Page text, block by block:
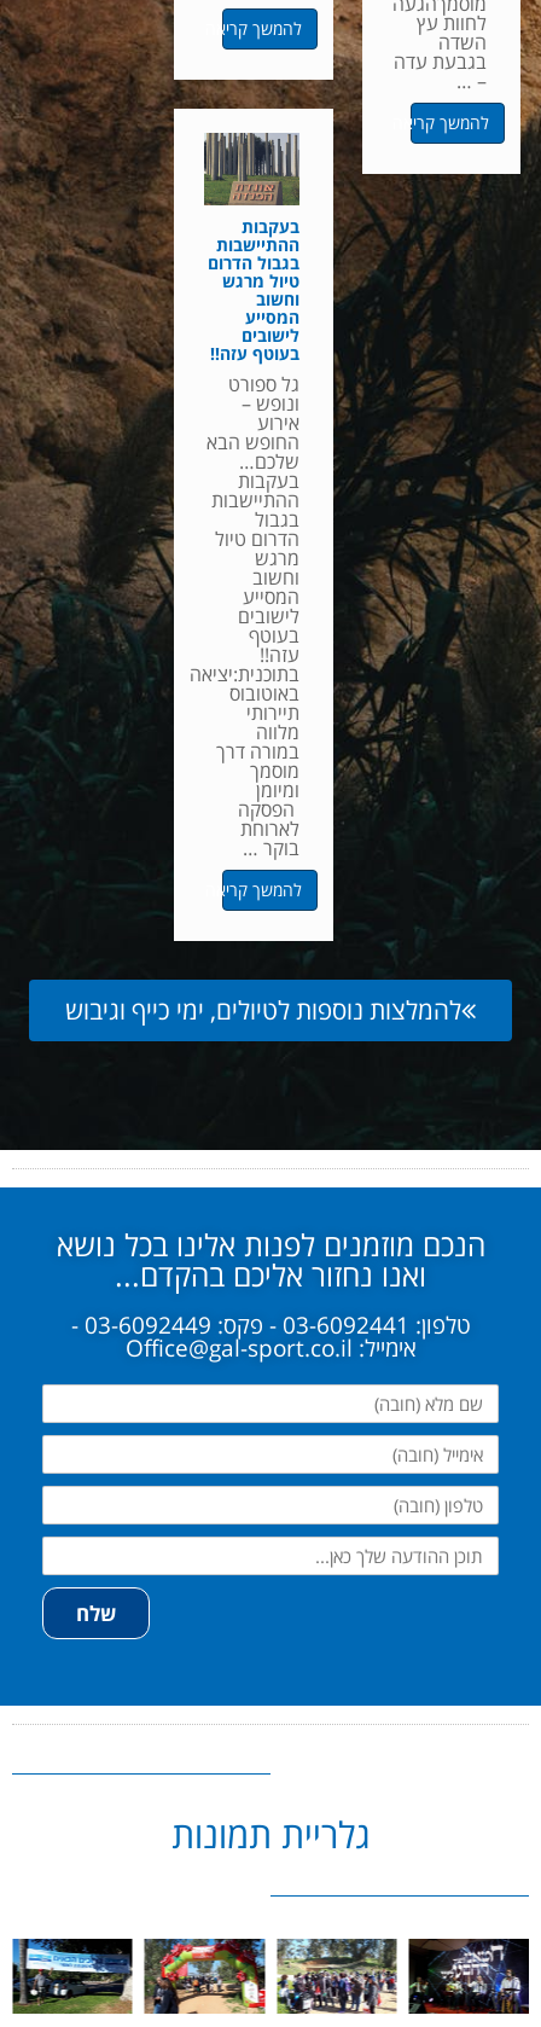
לחוות עץ
השדה
בגבעת עדה
– …
להמשך קריאה
להמשך קריאה
בעקבות
ההתיישבות
בגבול הדרום
טיול מרגש
וחשוב
המסייע
לישובים
בעוטף עזה!!
גל ספורט
ונופש –
אירוע
החופש הבא
שלכם…
בעקבות
ההתיישבות
בגבול
הדרום טיול
מרגש
וחשוב
המסייע
לישובים
בעוטף
עזה!!
בתוכנית:יציאה
באוטובוס
תיירותי
מלווה
במורה דרך
מוסמך
ומיומן
הפסקה
לארוחת
בוקר …
להמשך קריאה
להמלצות נוספות לטיולים, ימי כייף וגיבוש
הנכם מוזמנים לפנות אלינו בכל נושא
ואנו נחזור אליכם בהקדם...
טלפון: 03-6092441 - פקס: 03-6092449 -
אימייל: Office@gal-sport.co.il
שם
מלא
אימייל
טלפון
שלח
גלריית תמונות